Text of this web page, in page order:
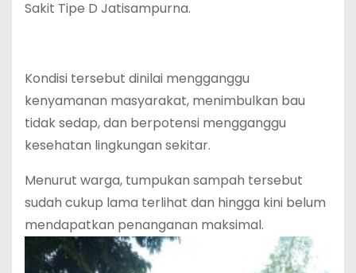
Sakit Tipe D Jatisampurna.
Kondisi tersebut dinilai mengganggu
kenyamanan masyarakat, menimbulkan bau
tidak sedap, dan berpotensi mengganggu
kesehatan lingkungan sekitar.
Menurut warga, tumpukan sampah tersebut
sudah cukup lama terlihat dan hingga kini belum
mendapatkan penanganan maksimal.